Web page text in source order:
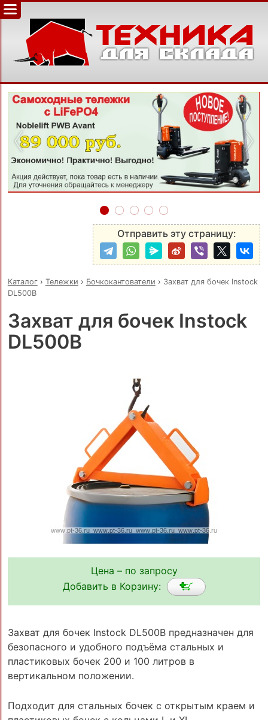
‹ ›
Отправить эту страницу:
Каталог› Тележки › Бочкокантователи › Захват для бочек Instock
DL500B
Захват для бочек Instock
DL500B
Цена – по запросу
Добавить в Корзину:
Захват для бочек Instock DL500B предназначен для
безопасного и удобного подъёма стальных и
пластиковых бочек 200 и 100 литров в
вертикальном положении.
Подходит для стальных бочек с открытым краем и